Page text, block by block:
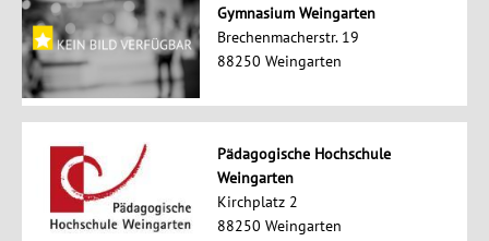
Gymnasium Weingarten
Brechenmacherstr. 19
88250 Weingarten
Pädagogische Hochschule
Weingarten
Kirchplatz 2
88250 Weingarten